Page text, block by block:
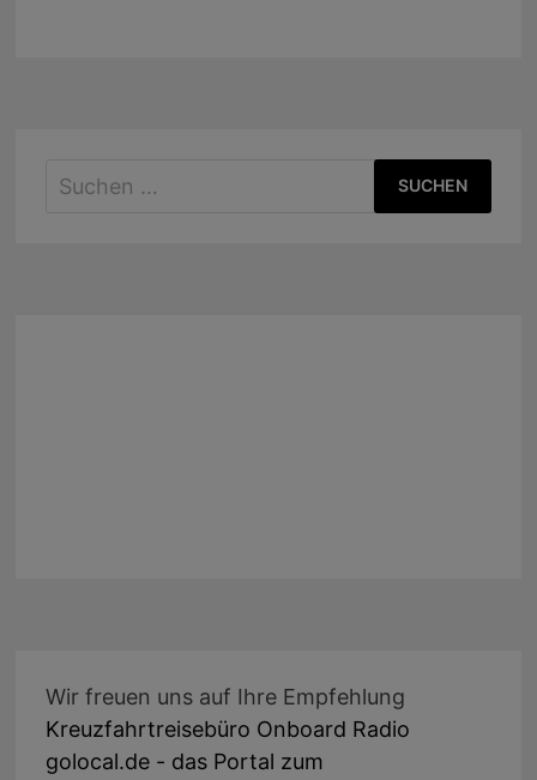
Suchen
Wir freuen uns auf Ihre Empfehlung
Kreuzfahrtreisebüro Onboard Radio
golocal.de - das Portal zum